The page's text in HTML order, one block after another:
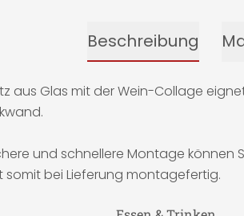
Beschreibung
aus Glas mit der Wein-Collage
und schnellere Montage
somit bei Lieferung montagefertig.